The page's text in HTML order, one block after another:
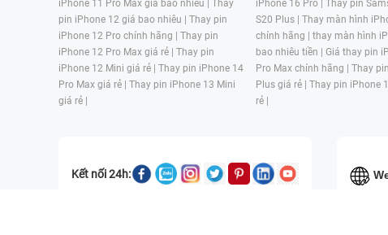
iPhone 11 Pro Max giá bao nhiêu | Thay
pin iPhone 12 giá bao nhiêu | Thay pin
iPhone 12 Pro chính hãng | Thay pin
iPhone 12 Pro Max giá rẻ | Thay pin
iPhone 12 Mini giá rẻ | Thay pin iPhone 14
Pro Max giá rẻ | Thay pin iPhone 13 Mini
giá rẻ |
iPhone 16 Pro | Thay pin
S20 Plus | Thay màn hình
chính hãng | thay màn hình
bao nhiêu tiền | Giá thay pin
Pro Max chính hãng | Thay
Plus giá rẻ | Thay pin iPhone
rẻ |
Kết nối 24h: